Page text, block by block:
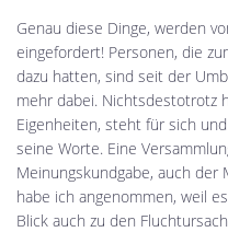
Genau diese Dinge, werden
eingefordert! Personen, die
dazu hatten, sind seit der
mehr dabei. Nichtsdestotrotz
Eigenheiten, steht für sich
seine Worte. Eine
Meinungskundgabe, auch der
habe ich angenommen, weil
Blick auch zu den